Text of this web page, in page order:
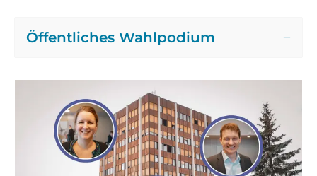
Öffentliches Wahlpodium